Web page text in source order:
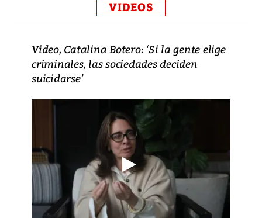
VIDEOS
Video, Catalina Botero: ‘Si la gente elige
criminales, las sociedades deciden
suicidarse’